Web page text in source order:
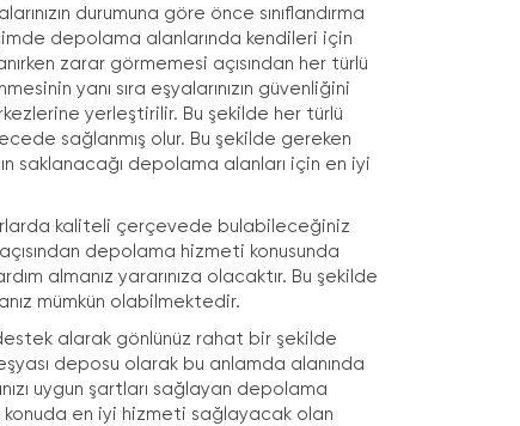
durumuna göre önce sınıflandırma
depolama alanlarında kendileri için
zarar görmemesi açısından her türlü
yanı sıra eşyalarınızın güvenliğini
yerleştirilir. Bu şekilde her türlü
sağlanmış olur. Bu şekilde gereken
saklanacağı depolama alanları için en iyi
kaliteli çerçevede bulabileceğiniz
depolama hizmeti konusunda
almanız yararınıza olacaktır. Bu şekilde
mümkün olabilmektedir.
alarak gönlünüz rahat bir şekilde
deposu olarak bu anlamda alanında
uygun şartları sağlayan depolama
konuda en iyi hizmeti sağlayacak olan